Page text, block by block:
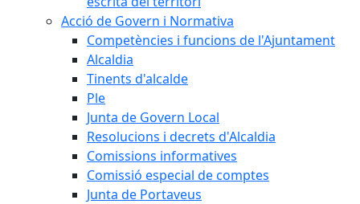
Acció de Govern i Normativa
Competències i funcions de l'Ajuntament
Alcaldia
Tinents d'alcalde
Ple
Junta de Govern Local
Resolucions i decrets d'Alcaldia
Comissions informatives
Comissió especial de comptes
Junta de Portaveus